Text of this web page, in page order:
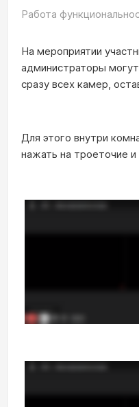
Работа
На мероприятии
администраторы
сразу всех камер,
Для этого внутри
нажать на троеточие